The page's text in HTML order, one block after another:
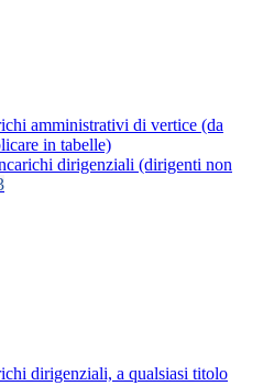
amministrativi di vertice (da
in tabelle)
dirigenziali (dirigenti non
dirigenziali, a qualsiasi titolo